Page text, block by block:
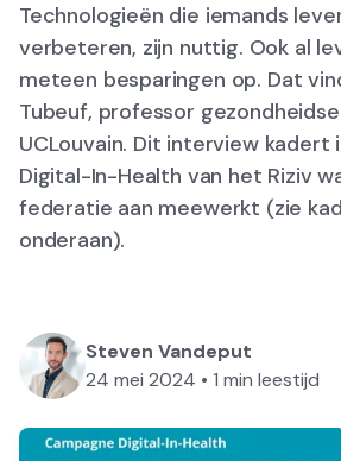
Technologieën die iemands
verbeteren, zijn nuttig. Ook al
meteen besparingen op. Dat
Tubeuf, professor
UCLouvain. Dit interview kadert
Digital-In-Health van het Riziv
federatie aan meewerkt (zie
onderaan).
Steven Vandeput
24 mei 2024 • 1 min leestijd